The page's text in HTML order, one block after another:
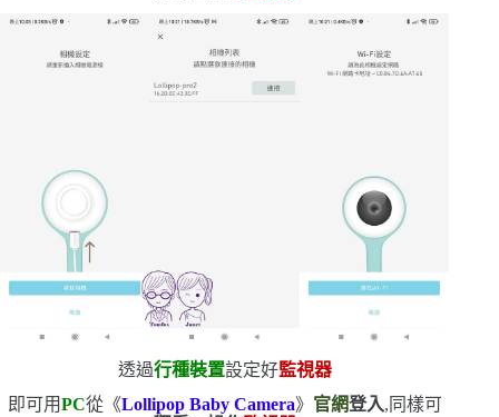
透過行種裝置設定好監視器
即可用PC從《Lollipop Baby Camera》 官網登入,同樣可